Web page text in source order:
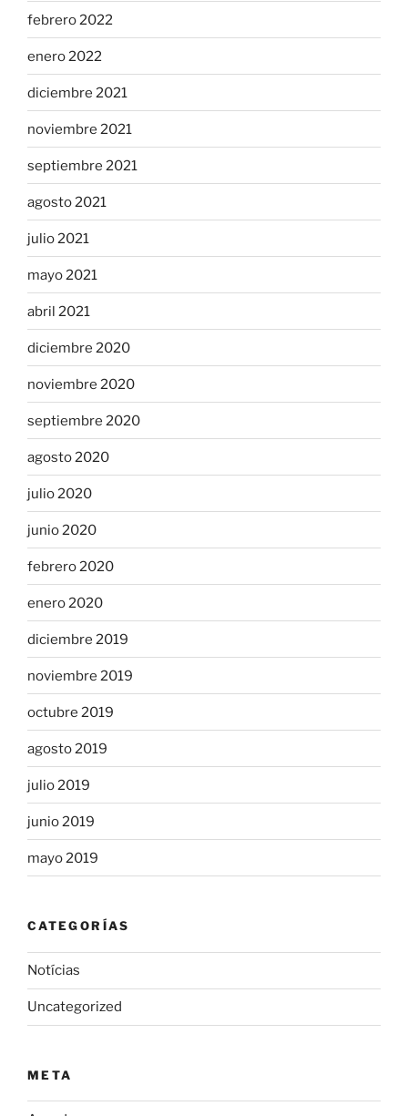
febrero 2022
enero 2022
diciembre 2021
noviembre 2021
septiembre 2021
agosto 2021
julio 2021
mayo 2021
abril 2021
diciembre 2020
noviembre 2020
septiembre 2020
agosto 2020
julio 2020
junio 2020
febrero 2020
enero 2020
diciembre 2019
noviembre 2019
octubre 2019
agosto 2019
julio 2019
junio 2019
mayo 2019
CATEGORÍAS
Notícias
Uncategorized
META